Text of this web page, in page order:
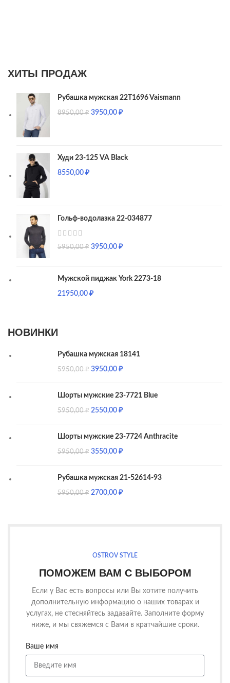
ХИТЫ ПРОДАЖ
Рубашка мужская 22T1696 Vaismann
8950,00₽ 3950,00₽
Худи 23-125 VA Black
8550,00₽
Гольф-водолазка 22-034877
5950,00₽ 3950,00₽
Мужской пиджак York 2273-18
21950,00₽
НОВИНКИ
Рубашка мужская 18141
5950,00₽ 3950,00₽
Шорты мужские 23-7721 Blue
5950,00₽ 2550,00₽
Шорты мужские 23-7724 Anthracite
5950,00₽ 3550,00₽
Рубашка мужская 21-52614-93
5950,00₽ 2700,00₽
OSTROV STYLE
ПОМОЖЕМ ВАМ С ВЫБОРОМ
Если у Вас есть вопросы или Вы хотите получить
дополнительную информацию о наших товарах и
услугах, не стесняйтесь задавайте. Заполните форму
ниже, и мы свяжемся с Вами в кратчайшие сроки.
Ваше имя